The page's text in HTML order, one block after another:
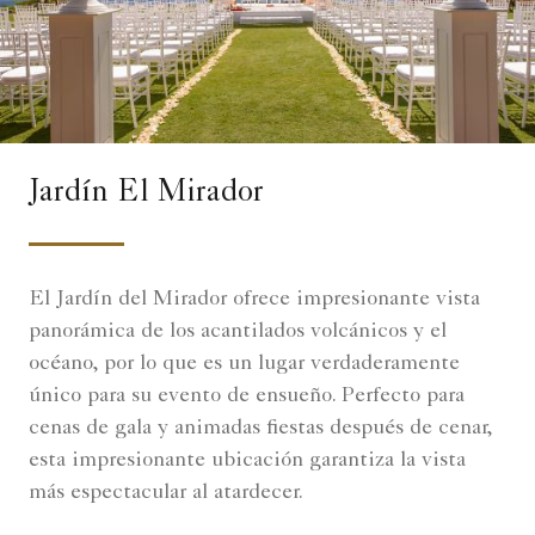
Jardín El Mirador
El Jardín del Mirador ofrece impresionante vista
panorámica de los acantilados volcánicos y el
océano, por lo que es un lugar verdaderamente
único para su evento de ensueño. Perfecto para
cenas de gala y animadas fiestas después de cenar,
esta impresionante ubicación garantiza la vista
más espectacular al atardecer.